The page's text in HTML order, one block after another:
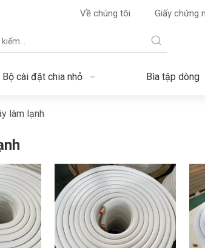
Về chúng tôi Giấy chứng
Bộ cài đặt chia nhỏ Bìa tập dòng
làm lạnh